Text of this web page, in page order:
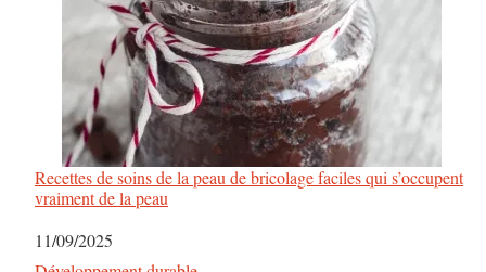
Recettes de soins de la peau de bricolage faciles qui s’occupent
vraiment de la peau
Date
11/09/2025